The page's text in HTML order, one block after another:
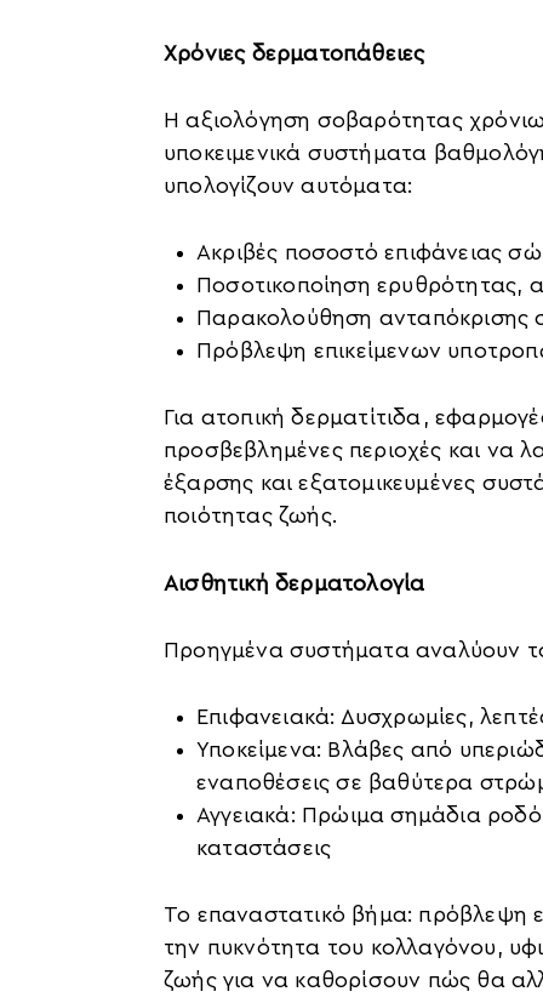
Χρόνιες δερματοπάθειες
Η αξιολόγηση σοβαρότητας
υποκειμενικά συστήματα
υπολογίζουν αυτόματα:
Ακριβές ποσοστό επιφάνειας
Ποσοτικοποίηση ερυθρότητας,
Παρακολούθηση ανταπόκρισης
Πρόβλεψη επικείμενων
Για ατοπική δερματίτιδα,
προσβεβλημένες περιοχές και να
έξαρσης και εξατομικευμένες
ποιότητας ζωής.
Αισθητική δερματολογία
Προηγμένα συστήματα αναλύουν
Επιφανειακά: Δυσχρωμίες,
Υποκείμενα: Βλάβες από
εναποθέσεις σε βαθύτερα
Αγγειακά: Πρώιμα σημάδια
καταστάσεις
Το επαναστατικό βήμα: πρόβλεψη
την πυκνότητα του κολλαγόνου,
ζωής για να καθορίσουν πώς θα